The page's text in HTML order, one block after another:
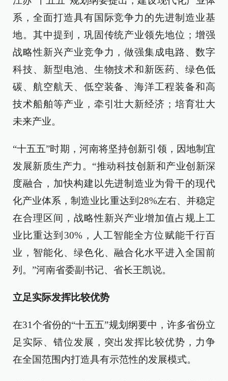
系，全面打造具有国际竞争力的先进制造业基
地。其中提到，巩固传统产业领先地位；增强
战略性新兴产业竞争力，做强集成电路、数字
科技、新型电池、生物技术和新医药、绿色低
碳、航空航天、低空装备、海洋工程装备和高
技术船舶等产业，牵引壮大新经济；培育壮大
未来产业。
“十五五”时期，河南将坚持创新引领，因地制宜
发展新质生产力。“推动科技创新和产业创新深
度融合，加快构建以先进制造业为骨干的现代
化产业体系，制造业比重达到28%左右、并稳定
在合理区间，战略性新兴产业增加值占规上工
业比重达到30%，人工智能全方位赋能千行百
业，智能化、绿色化、融合化水平进入全国前
列。”河南省委副书记、省长王凯说。
立足实际发挥比较优势
在31个省份的“十五五”规划纲要中，许多省份立
足实际、错位发展，突出发挥比较优势，力争
在全国范围内打造具有示范性的发展模式。